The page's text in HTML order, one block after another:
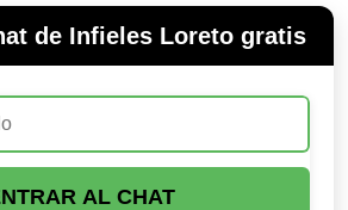
de Infieles Loreto gratis
AL CHAT